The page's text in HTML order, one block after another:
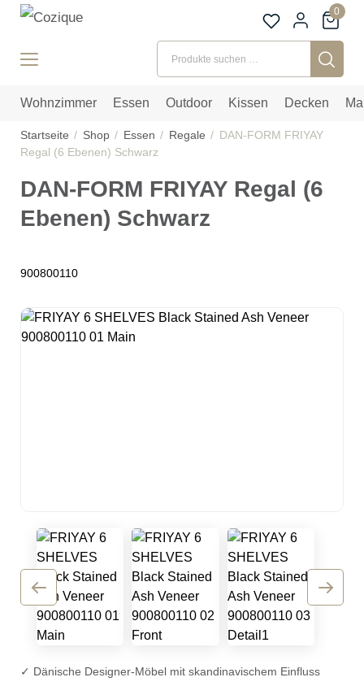
0
Suchen nach:
Wohnzimmer Essen Outdoor Kissen Decken
Startseite Shop Essen Regale
DAN-FORM FRIYAY
Regal (6 Ebenen) Schwarz
DAN-FORM FRIYAY Regal (6
Ebenen) Schwarz
900800110
✓ Dänische Designer-Möbel mit skandinavischem Einfluss